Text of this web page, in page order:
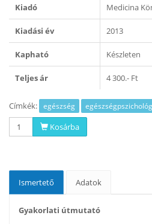
Kiadó Medicina
Kiadási év 2013
Kapható Készleten
Teljes ár 4 300.- Ft
Címkék: egészség
Kosárba
Ismertető Adatok
Gyakorlati útmutató